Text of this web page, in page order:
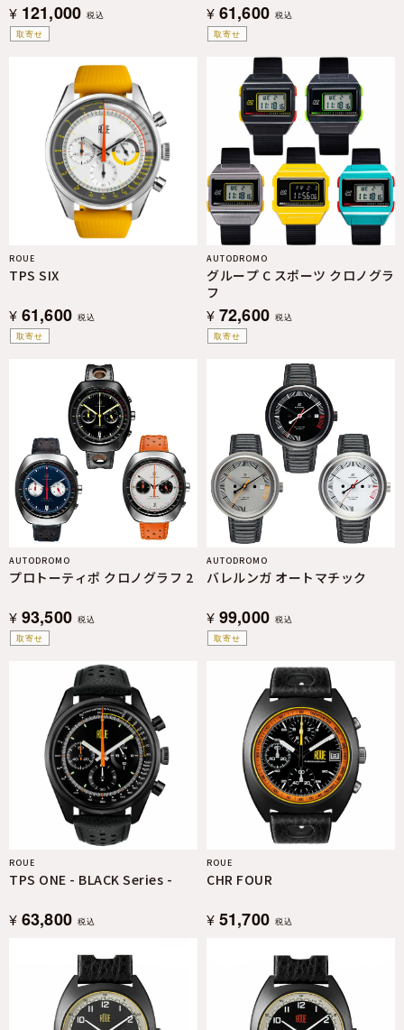
取寄せ
¥ 121,000 税込
取寄せ
¥ 61,600 税込
取寄せ
ROUE
TPS SIX
¥ 61,600 税込
取寄せ
AUTODROMO
グループ C スポーツ クロノグラ
フ
¥ 72,600 税込
取寄せ
AUTODROMO
プロトーティポ クロノグラフ 2
¥ 93,500 税込
取寄せ
AUTODROMO
バレルンガ オートマチック
¥ 99,000 税込
ROUE
TPS ONE - BLACK Series -
¥ 63,800 税込
ROUE
CHR FOUR
¥ 51,700 税込